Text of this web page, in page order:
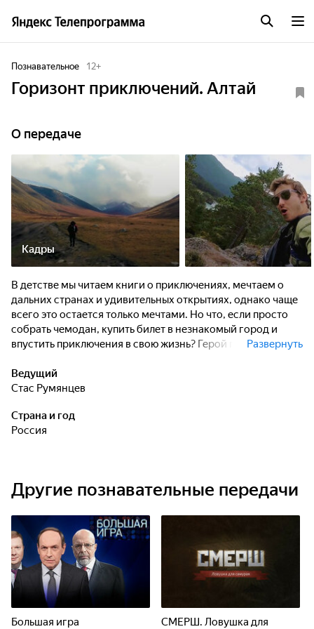
Познавательное 12+
Горизонт приключений. Алтай
О передаче
Кадры
В детстве мы читаем книги о приключениях, мечтаем о
дальних странах и удивительных открытиях, однако чаще
всего это остается только мечтами. Но что, если просто
собрать чемодан, купить билет в незнакомый город и
впустить приключения в свою жизнь? Герой программы
отправляется в путешествие, чтобы рассказать зрителю
увлекательную историю.
Развернуть
Ведущий
Стас Румянцев
Страна и год
Россия
Другие познавательные передачи
Большая игра СМЕРШ. Ловушка для